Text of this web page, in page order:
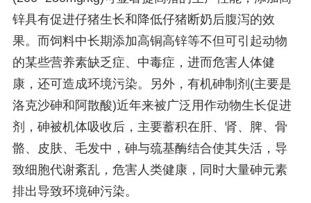
锌具有促进仔猪生长和降低仔猪断奶后腹泻的效
果。而饲料中长期添加高铜高锌等不但可引起动物
的某些营养素缺乏症、中毒症，进而危害人体健
康，还可造成环境污染。另外，有机砷制剂(主要是
洛克沙砷和阿散酸)近年来被广泛用作动物生长促进
剂，砷被机体吸收后，主要蓄积在肝、肾、脾、骨
骼、皮肤、毛发中，砷与巯基酶结合使其失活，导
致细胞代谢紊乱，危害人类健康，同时大量砷元素
排出导致环境砷污染。